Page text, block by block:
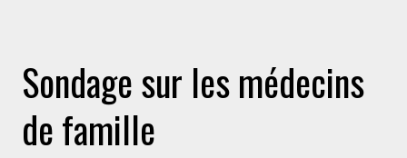
Sondage sur les médecins
de famille